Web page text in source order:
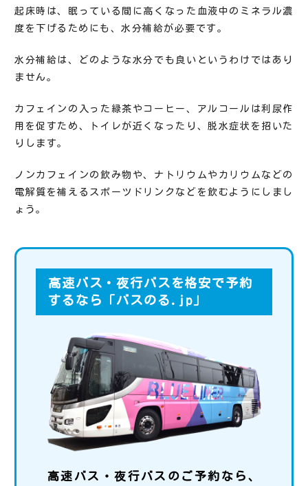
起床時は、眠っている間に高くなった血液中のミネラル濃
度を下げるためにも、水分補給が必要です。
水分補給は、どのような水分でも良いというわけではあり
ません。
カフェインの入った緑茶やコーヒー、アルコールは利尿作
用を促すため、トイレが近くなったり、脱水症状を招いた
りします。
ノンカフェインの飲み物や、ナトリウムやカリウムなどの
電解質を補えるスポーツドリンクなどを飲むようにしまし
ょう。
高速バス・夜行バスを格安で予約
するなら「バスのる.jp」
高速バス・夜行バスのご予約なら、